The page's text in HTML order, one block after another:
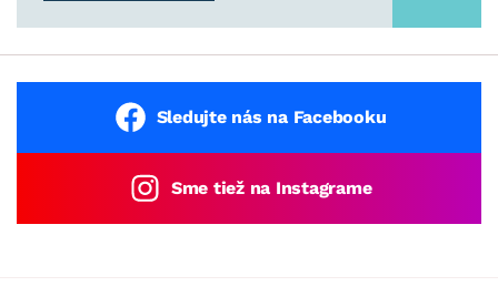
Sledujte nás na Facebooku
Sme tiež na Instagrame